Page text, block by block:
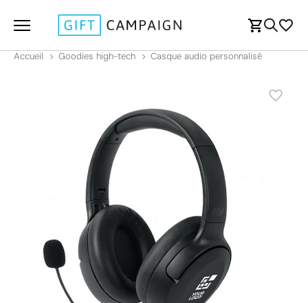
Accueil Goodies high-tech Casque audio personnalisé